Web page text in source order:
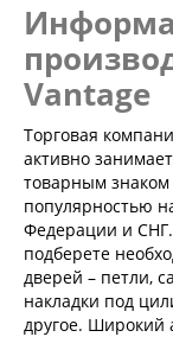
Двери АСД
Двери
Двери
Двери
Альянс
Vantage
Торговая
активно
товарным знаком
популярностью
Федерации и СНГ.
подберете
дверей – петли,
накладки под
другое. Широкий